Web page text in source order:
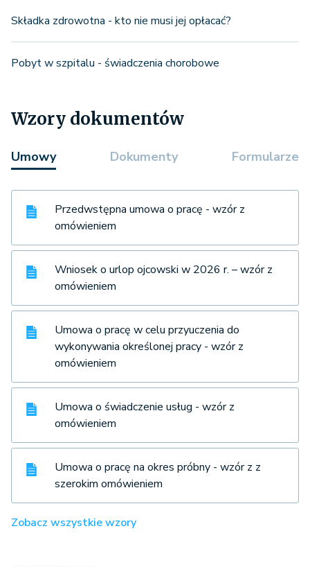
Składka zdrowotna - kto nie musi jej opłacać?
Pobyt w szpitalu - świadczenia chorobowe
Wzory dokumentów
Umowy Dokumenty Formularze
Przedwstępna umowa o pracę - wzór z
omówieniem
Wniosek o urlop ojcowski w 2026 r. – wzór z
omówieniem
Umowa o pracę w celu przyuczenia do
wykonywania określonej pracy - wzór z
omówieniem
Umowa o świadczenie usług - wzór z
omówieniem
Umowa o pracę na okres próbny - wzór z z
szerokim omówieniem
Zobacz wszystkie wzory